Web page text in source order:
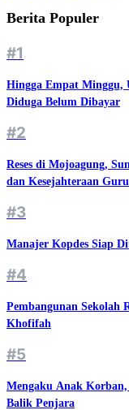
Berita Populer
#1
Hingga Empat Minggu,
Diduga Belum Dibayar
#2
Reses di Mojoagung,
dan Kesejahteraan
#3
Manajer Kopdes Siap
#4
Pembangunan Sekolah
Khofifah
#5
Mengaku Anak
Balik Penjara